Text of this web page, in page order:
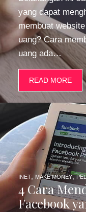
yang dapat
membuat
uang? Cara
uang ada…
READ MORE
4 Cara
Facebook
INET, MAKE MONEY,